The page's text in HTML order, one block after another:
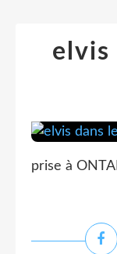
elvis
prise à